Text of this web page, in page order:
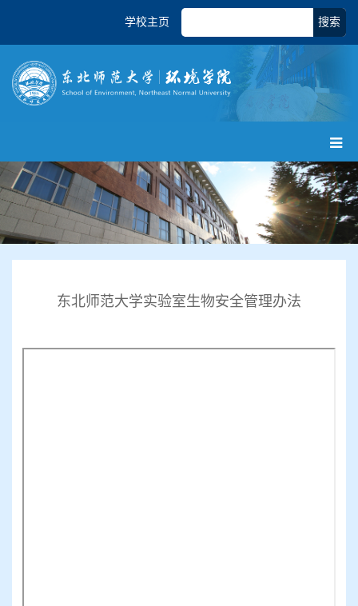
搜索
学校主页
东北师范大学实验室生物安全管理办法